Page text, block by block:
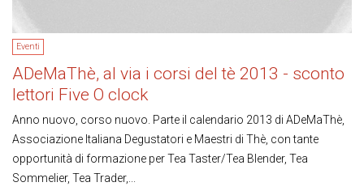
Eventi
ADeMaThè, al via i corsi del tè 2013 - sconto
lettori Five O clock
Anno nuovo, corso nuovo. Parte il calendario 2013 di ADeMaThè,
Associazione Italiana Degustatori e Maestri di Thè, con tante
opportunità di formazione per Tea Taster/Tea Blender, Tea
Sommelier, Tea Trader,...